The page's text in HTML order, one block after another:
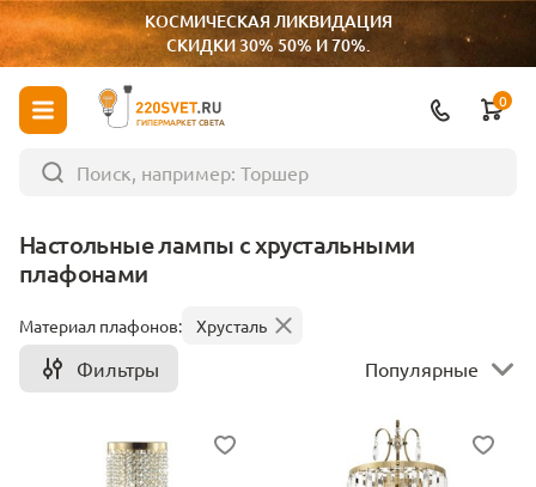
КОСМИЧЕСКАЯ ЛИКВИДАЦИЯ
СКИДКИ 30% 50% И 70%.
ГИПЕРМАРКЕТ СВЕТА
0
Настольные лампы с хрустальными
плафонами
Материал плафонов: Хрусталь
Фильтры Популярные